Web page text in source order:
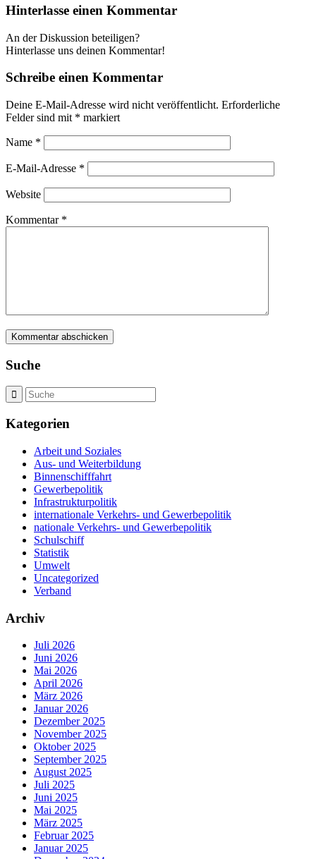
Hinterlasse einen Kommentar
An der Diskussion beteiligen?
Hinterlasse uns deinen Kommentar!
Schreibe einen Kommentar
Deine E-Mail-Adresse wird nicht veröffentlicht. Erforderliche
Felder sind mit * markiert
Name *
E-Mail-Adresse *
Website
Kommentar *
Suche
Kategorien
Arbeit und Soziales
Aus- und Weiterbildung
Binnenschifffahrt
Gewerbepolitik
Infrastrukturpolitik
internationale Verkehrs- und Gewerbepolitik
nationale Verkehrs- und Gewerbepolitik
Schulschiff
Statistik
Umwelt
Uncategorized
Verband
Archiv
Juli 2026
Juni 2026
Mai 2026
April 2026
März 2026
Januar 2026
Dezember 2025
November 2025
Oktober 2025
September 2025
August 2025
Juli 2025
Juni 2025
Mai 2025
März 2025
Februar 2025
Januar 2025